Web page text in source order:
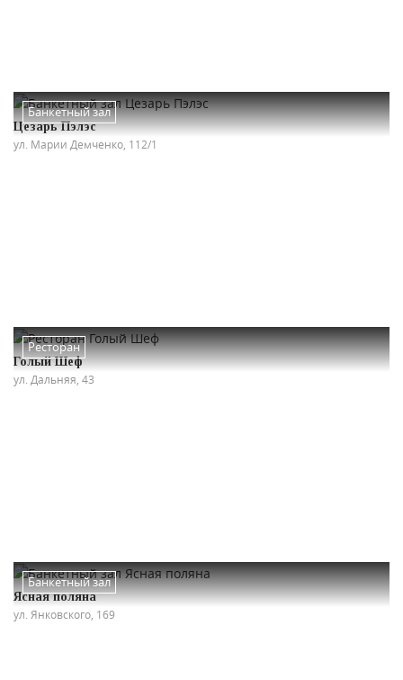
Банкетный зал
Цезарь Пэлэс
ул. Марии Демченко, 112/1
Ресторан
Голый Шеф
ул. Дальняя, 43
Банкетный зал
Ясная поляна
ул. Янковского, 169